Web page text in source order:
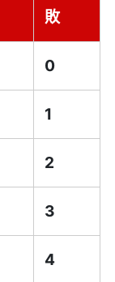
敗
0
1
2
3
4